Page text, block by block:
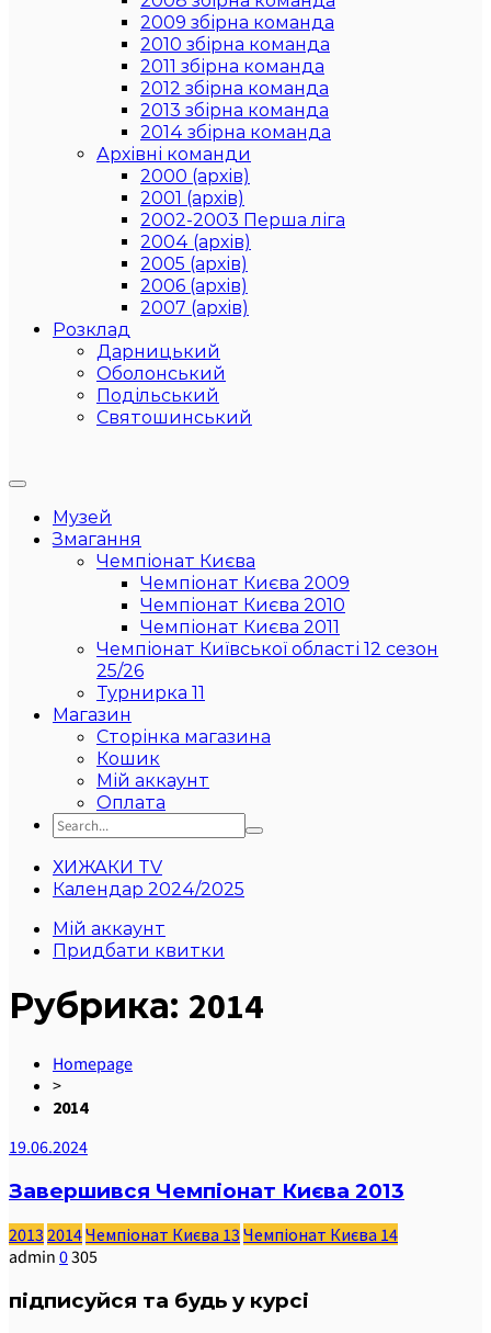
2009 збірна команда
2010 збірна команда
2011 збірна команда
2012 збірна команда
2013 збірна команда
2014 збірна команда
Архівні команди
2000 (архів)
2001 (архів)
2002-2003 Перша ліга
2004 (архів)
2005 (архів)
2006 (архів)
2007 (архів)
Розклад
Дарницький
Оболонський
Подільський
Святошинський
Музей
Змагання
Чемпіонат Києва
Чемпіонат Києва 2009
Чемпіонат Києва 2010
Чемпіонат Києва 2011
Чемпіонат Київської області 12 сезон
25/26
Турнирка 11
Магазин
Сторінка магазина
Кошик
Мій аккаунт
Оплата
ХИЖАКИ TV
Календар 2024/2025
Мій аккаунт
Придбати квитки
Рубрика: 2014
Homepage
>
2014
19.06.2024
Завершився Чемпіонат Києва 2013
20132014Чемпіонат Києва 13Чемпіонат Києва 14
admin 0305
підписуйся та будь у курсі